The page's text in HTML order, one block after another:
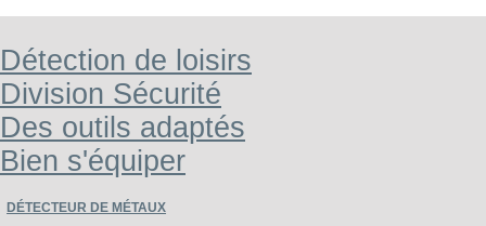
Détection de loisirs
Division Sécurité
Des outils adaptés
Bien s'équiper
DÉTECTEUR DE MÉTAUX